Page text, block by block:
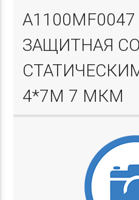
ЗАЩИТНАЯ СО
4*7М 7 МКМ